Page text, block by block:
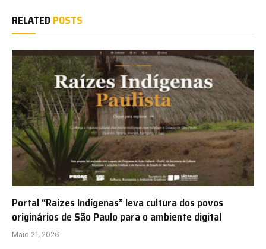
RELATED POSTS
Portal “Raízes Indígenas” leva cultura dos povos
originários de São Paulo para o ambiente digital
Maio 21, 2026